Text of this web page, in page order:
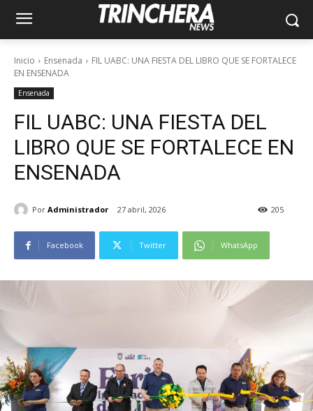
Inicio Ensenada
FIL UABC: UNA FIESTA DEL LIBRO QUE SE FORTALECE
EN ENSENADA
Ensenada
FIL UABC: UNA FIESTA DEL
LIBRO QUE SE FORTALECE EN
ENSENADA
Por Administrador 27 abril, 2026 205
Facebook Twitter WhatsApp